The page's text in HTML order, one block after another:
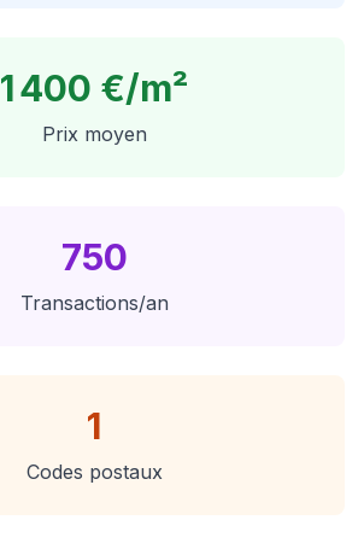
1 400 €/m²
Prix moyen
750
Transactions/an
1
Codes postaux